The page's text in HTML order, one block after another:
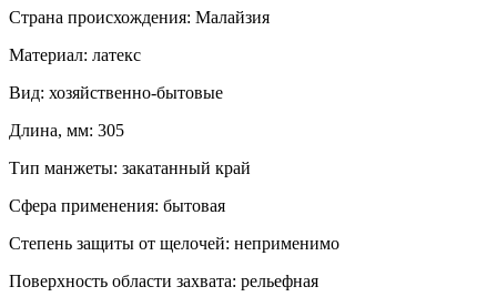
Страна происхождения: Малайзия
Материал: латекс
Вид: хозяйственно-бытовые
Длина, мм: 305
Тип манжеты: закатанный край
Сфера применения: бытовая
Степень защиты от щелочей: неприменимо
Поверхность области захвата: рельефная